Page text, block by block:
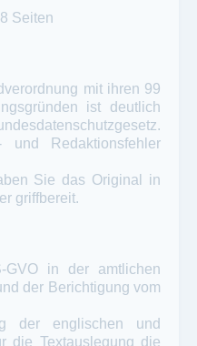
Seiten
mit ihren 99
ist deutlich
und Redaktionsfehler
Sie das Original in
griffbereit.
in der amtlichen
der Berichtigung vom
englischen und
die Textauslegung die